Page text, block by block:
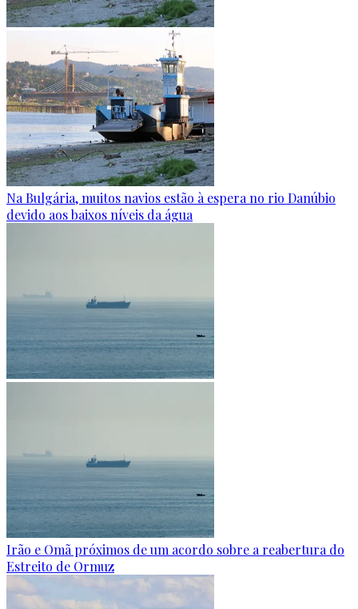
Na Bulgária, muitos navios estão à espera no rio Danúbio
devido aos baixos níveis da água
Irão e Omã próximos de um acordo sobre a reabertura do
Estreito de Ormuz